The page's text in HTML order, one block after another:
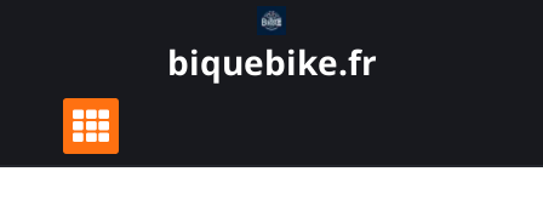
biquebike.fr